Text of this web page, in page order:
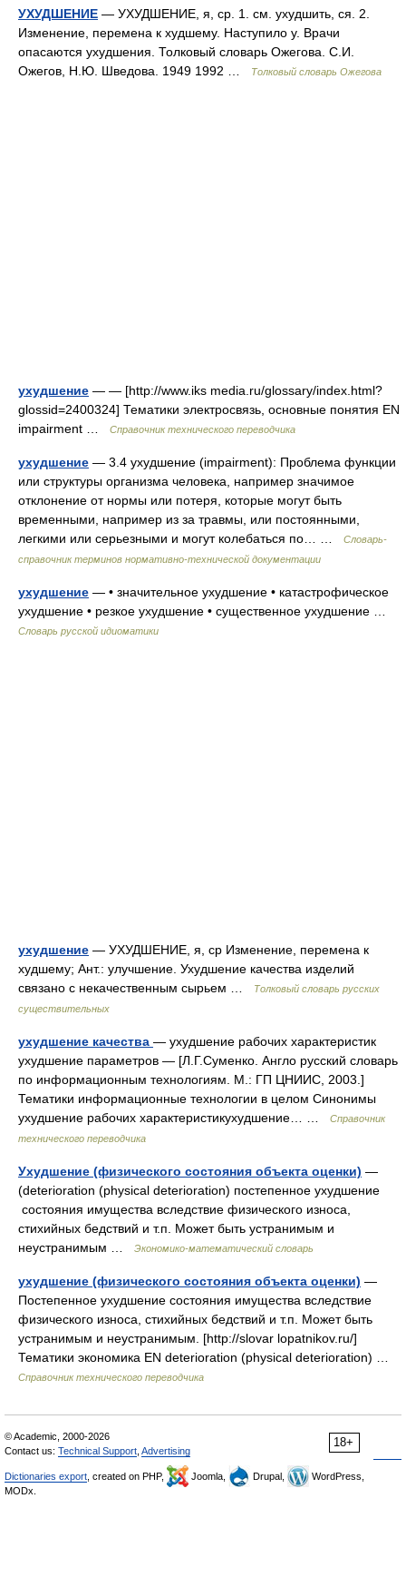
УХУДШЕНИЕ — УХУДШЕНИЕ, я, ср. 1. см. ухудшить, ся. 2.
Изменение, перемена к худшему. Наступило у. Врачи
опасаются ухудшения. Толковый словарь Ожегова. С.И.
Ожегов, Н.Ю. Шведова. 1949 1992 …
Толковый словарь Ожегова
ухудшение — — [http://www.iks media.ru/glossary/index.html?
glossid=2400324] Тематики электросвязь, основные понятия EN
impairment …
Справочник технического переводчика
ухудшение — 3.4 ухудшение (impairment): Проблема функции
или структуры организма человека, например значимое
отклонение от нормы или потеря, которые могут быть
временными, например из за травмы, или постоянными,
легкими или серьезными и могут колебаться по… …
Словарь-
справочник терминов нормативно-технической документации
ухудшение — • значительное ухудшение • катастрофическое
ухудшение • резкое ухудшение • существенное ухудшение …
Словарь русской идиоматики
ухудшение — УХУДШЕНИЕ, я, ср Изменение, перемена к
худшему; Ант.: улучшение. Ухудшение качества изделий
связано с некачественным сырьем …
Толковый словарь русских
существительных
ухудшение качества — ухудшение рабочих характеристик
ухудшение параметров — [Л.Г.Суменко. Англо русский словарь
по информационным технологиям. М.: ГП ЦНИИС, 2003.]
Тематики информационные технологии в целом Синонимы
ухудшение рабочих характеристикухудшение… …
Справочник
технического переводчика
Ухудшение (физического состояния объекта оценки) —
(deterioration (physical deterioration) постепенное ухудшение
состояния имущества вследствие физического износа,
стихийных бедствий и т.п. Может быть устранимым и
неустранимым …
Экономико-математический словарь
ухудшение (физического состояния объекта оценки) —
Постепенное ухудшение состояния имущества вследствие
физического износа, стихийных бедствий и т.п. Может быть
устранимым и неустранимым. [http://slovar lopatnikov.ru/]
Тематики экономика EN deterioration (physical deterioration) …
Справочник технического переводчика
18+
© Academic, 2000-2026
Contact us: Technical Support Advertising
Dictionaries export , created on PHP, Joomla, Drupal,
WordPress,
MODx.